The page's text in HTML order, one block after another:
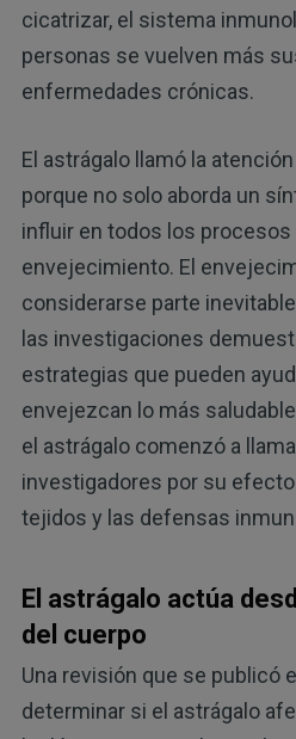
cicatrizar, el sistema
personas se vuelven más
enfermedades crónicas.
El astrágalo llamó la
porque no solo aborda un
influir en todos los procesos
envejecimiento. El
considerarse parte
las investigaciones
estrategias que pueden
envejezcan lo más
el astrágalo comenzó a
investigadores por su
tejidos y las defensas
El astrágalo actúa
del cuerpo
Una revisión que se publicó
determinar si el astrágalo